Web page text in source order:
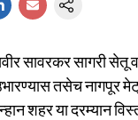
सावरकर सागरी सेतू
तसेच नागपूर
शहर या दरम्यान